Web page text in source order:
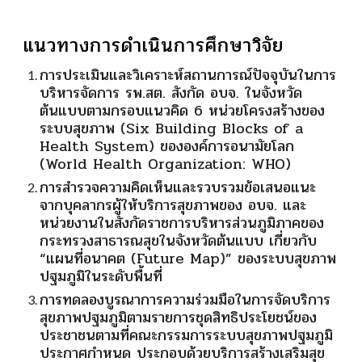
แนวทางการดำเนินการศึกษาวิจัย
การประเมินและวิเคราะห์สถานการณ์ปัจจุบันในการ
บริหารจัดการ รพ.สต. สังกัด อบจ. ในจังหวัด
ต้นแบบตามกรอบแนวคิด 6 หน่วยโครงสร้างของ
ระบบสุขภาพ (Six Building Blocks of a
Health System) ขององค์การอนามัยโลก
(World Health Organization: WHO)
การสำรวจความคิดเห็นและรวบรวมข้อเสนอแนะ
จากบุคลากรผู้ให้บริการสุขภาพของ อบจ. และ
หน่วยงานในสังกัดราชการบริหารส่วนภูมิภาคของ
กระทรวงสาธารณสุขในจังหวัดต้นแบบ เกี่ยวกับ
“แผนที่อนาคต (Future Map)” ของระบบสุขภาพ
ปฐมภูมิในระดับพื้นที่
การทดลองบูรณาการความร่วมมือในการจัดบริการ
สุขภาพปฐมภูมิตามรายการชุดสิทธิประโยชน์ของ
ประชาชนตามที่คณะกรรมการระบบสุขภาพปฐมภูมิ
ประกาศกำหนด ประกอบด้วยบริการสร้างเสริมสุข